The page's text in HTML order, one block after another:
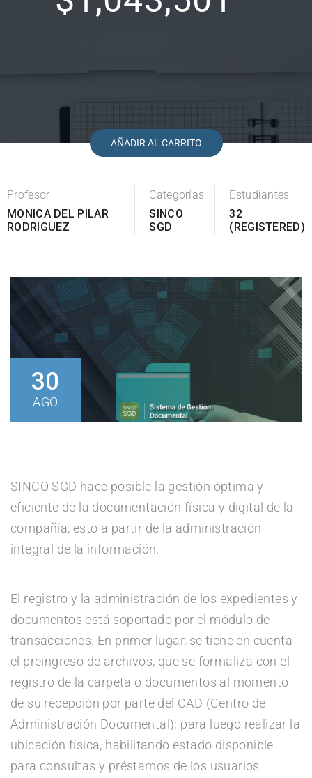
AÑADIR AL CARRITO
Profesor
MONICA DEL PILAR
RODRIGUEZ
Categorías
SINCO
SGD
Estudiantes
32
(REGISTERED)
30
AGO
SINCO SGD hace posible la gestión óptima y
eficiente de la documentación física y digital de la
compañía, esto a partir de la administración
integral de la información.
El registro y la administración de los expedientes y
documentos está soportado por el módulo de
transacciones. En primer lugar, se tiene en cuenta
el preingreso de archivos, que se formaliza con el
registro de la carpeta o documentos al momento
de su recepción por parte del CAD (Centro de
Administración Documental); para luego realizar la
ubicación física, habilitando estado disponible
para consultas y préstamos de los usuarios